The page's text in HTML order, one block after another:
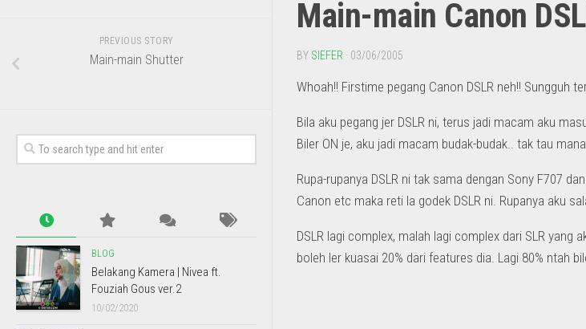
Main-main Canon
BY SIEFER · 03/06/2005
Whoah!! Firstime pegang Canon DSLR neh!! Sungguh
Bila aku pegang jer DSLR ni, terus jadi macam aku
Biler ON je, aku jadi macam budak-budak.. tak tau
Rupa-rupanya DSLR ni tak sama dengan Sony F707
Canon etc maka reti la godek DSLR ni. Rupanya aku
DSLR lagi complex, malah lagi complex dari SLR
boleh ler kuasai 20% dari features dia. Lagi 80% ntah
PREVIOUS STORY
Main-main Shutter
BLOG
Belakang Kamera | Nivea ft.
Fouziah Gous ver.2
10/02/2020